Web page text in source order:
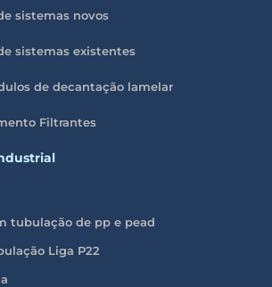
sistemas novos
sistemas existentes
de decantação lamelar
Filtrantes
tubulação de pp e pead
Liga P22